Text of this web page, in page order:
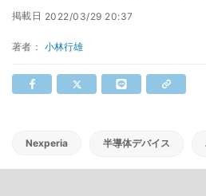
掲載日 2022/03/29 20:37
著者： 小林行雄
Nexperia 半導体デバイス